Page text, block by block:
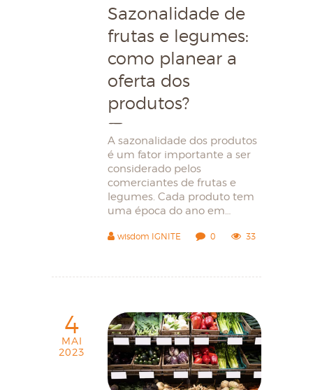
Sazonalidade de
frutas e legumes:
como planear a
oferta dos
produtos?
A sazonalidade dos produtos
é um fator importante a ser
considerado pelos
comerciantes de frutas e
legumes. Cada produto tem
uma época do ano em…
wisdom IGNITE 0 33
4
MAI
2023